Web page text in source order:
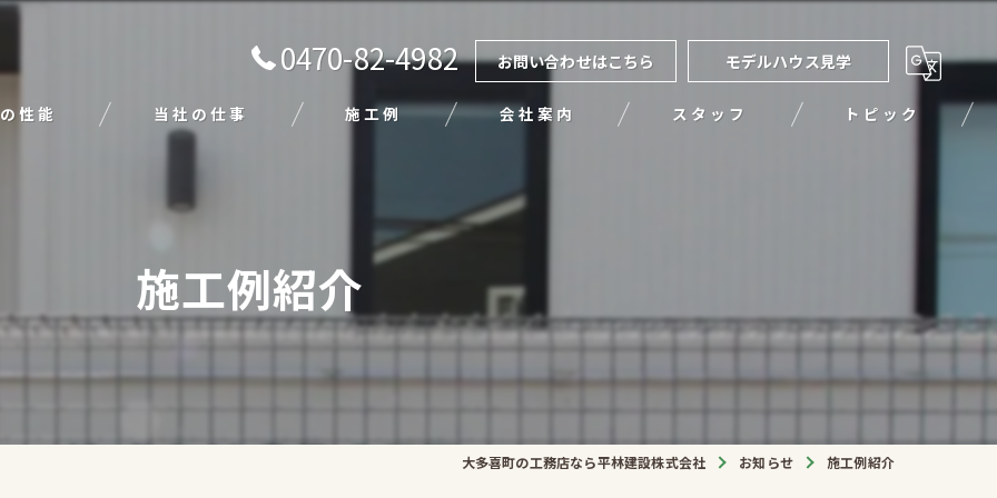
0470-82-4982 お問い合わせはこちら モデルハウス見学
性能 当社の仕事
エクステリア
施工例 会社案内 スタッフ トピック
施工例紹介
大多喜町の工務店なら平林建設株式会社 お知らせ 施工例紹介